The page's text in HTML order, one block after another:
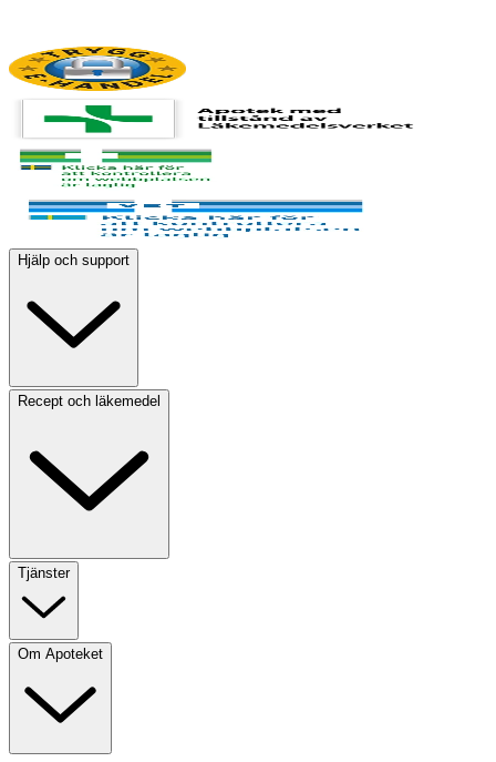
Hjälp och support
Recept och läkemedel
Tjänster
Om Apoteket